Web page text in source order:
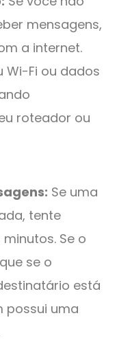
mensagens,
a internet.
Wi-Fi ou dados
roteador ou
Se uma
tente
Se o
se o
está
possui uma